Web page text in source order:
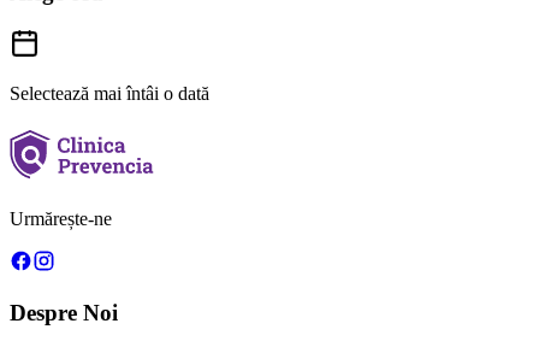
Selectează mai întâi o dată
Urmărește-ne
Despre Noi